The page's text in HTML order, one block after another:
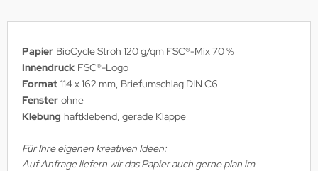
Papier BioCycle Stroh 120 g/qm FSC®-Mix 70 %
Innendruck FSC®-Logo
Format 114 x 162 mm, Briefumschlag DIN C6
Fenster ohne
Klebung haftklebend, gerade Klappe
Für Ihre eigenen kreativen Ideen:
Auf Anfrage liefern wir das Papier auch gerne plan im